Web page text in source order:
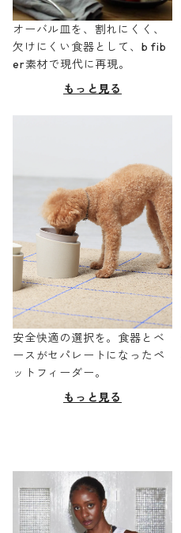
オーバル皿を、割れにくく、
欠けにくい食器として、b fib
er素材で現代に再現。
もっと見る
安全快適の選択を。食器とベ
ースがセパレートになったペ
ットフィーダー。
もっと見る